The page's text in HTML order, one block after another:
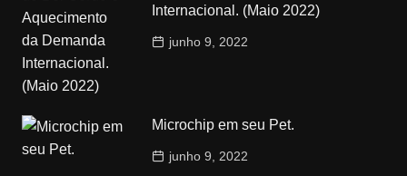
Internacional. (Maio 2022)
junho 9, 2022
Microchip em seu Pet.
junho 9, 2022